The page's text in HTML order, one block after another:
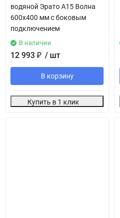
водяной Эрато А15 Волна
600х400 мм с боковым
подключением
В наличии
12 993 ₽ / шт
В корзину
Купить в 1 клик